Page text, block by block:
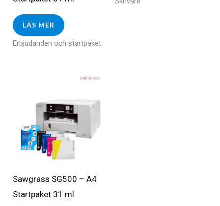
LÄS MER
Erbjudanden och startpaket
Sawgrass SG500 – A4
Startpaket 31 ml